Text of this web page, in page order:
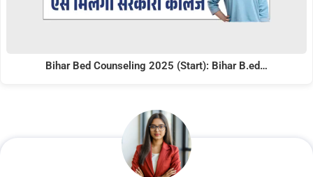
Bihar Bed Counseling 2025 (Start): Bihar B.ed…